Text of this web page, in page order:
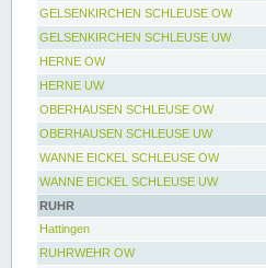
GELSENKIRCHEN SCHLEUSE OW
GELSENKIRCHEN SCHLEUSE UW
HERNE OW
HERNE UW
OBERHAUSEN SCHLEUSE OW
OBERHAUSEN SCHLEUSE UW
WANNE EICKEL SCHLEUSE OW
WANNE EICKEL SCHLEUSE UW
RUHR
Hattingen
RUHRWEHR OW